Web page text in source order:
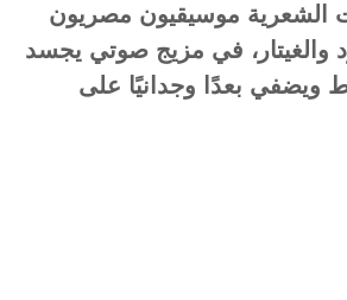
الشعرية موسيقيون مصريون
والغيتار، في مزيج صوتي يجسد
ويضفي بعدًا وجدانيًا على